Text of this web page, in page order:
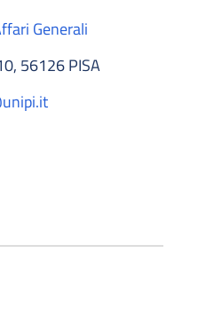
Generali
56126 PISA